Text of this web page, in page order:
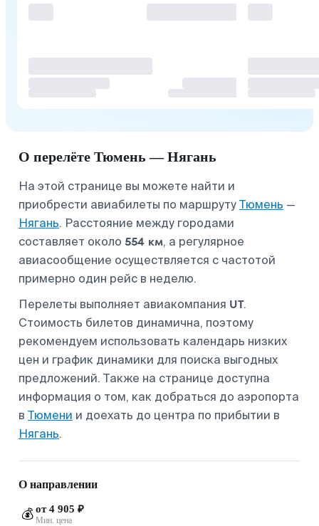
О перелёте Тюмень — Нягань
На этой странице вы можете найти и
приобрести авиабилеты по маршрутуТюмень —
Нягань. Расстояние между городами
составляет около 554 км, а регулярное
авиасообщение осуществляется с частотой
примерно один рейс в неделю.
Перелеты выполняет авиакомпания UT.
Стоимость билетов динамична, поэтому
рекомендуем использовать календарь низких
цен и график динамики для поиска выгодных
предложений. Также на странице доступна
информация о том, как добраться до аэропорта
в Тюмени и доехать до центра по прибытии в
Нягань.
О направлении
💰 от 4 905 ₽
Мин. цена